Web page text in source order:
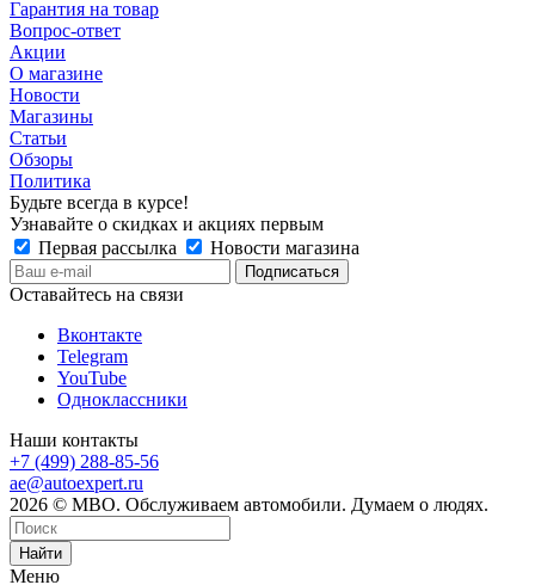
Гарантия на товар
Вопрос-ответ
Акции
О магазине
Новости
Магазины
Статьи
Обзоры
Политика
Будьте всегда в курсе!
Узнавайте о скидках и акциях первым
Первая рассылка
Новости магазина
Оставайтесь на связи
Вконтакте
Telegram
YouTube
Одноклассники
Наши контакты
+7 (499) 288-85-56
ae@autoexpert.ru
2026 © МВО. Обслуживаем автомобили. Думаем о людях.
Найти
Меню